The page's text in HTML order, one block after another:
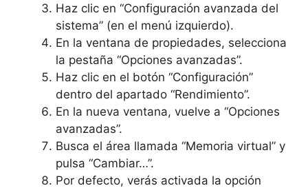
Haz clic en “Configuración avanzada del
sistema” (en el menú izquierdo).
En la ventana de propiedades, selecciona
la pestaña “Opciones avanzadas”.
Haz clic en el botón “Configuración”
dentro del apartado “Rendimiento”.
En la nueva ventana, vuelve a “Opciones
avanzadas”.
Busca el área llamada “Memoria virtual” y
pulsa “Cambiar…”.
Por defecto, verás activada la opción